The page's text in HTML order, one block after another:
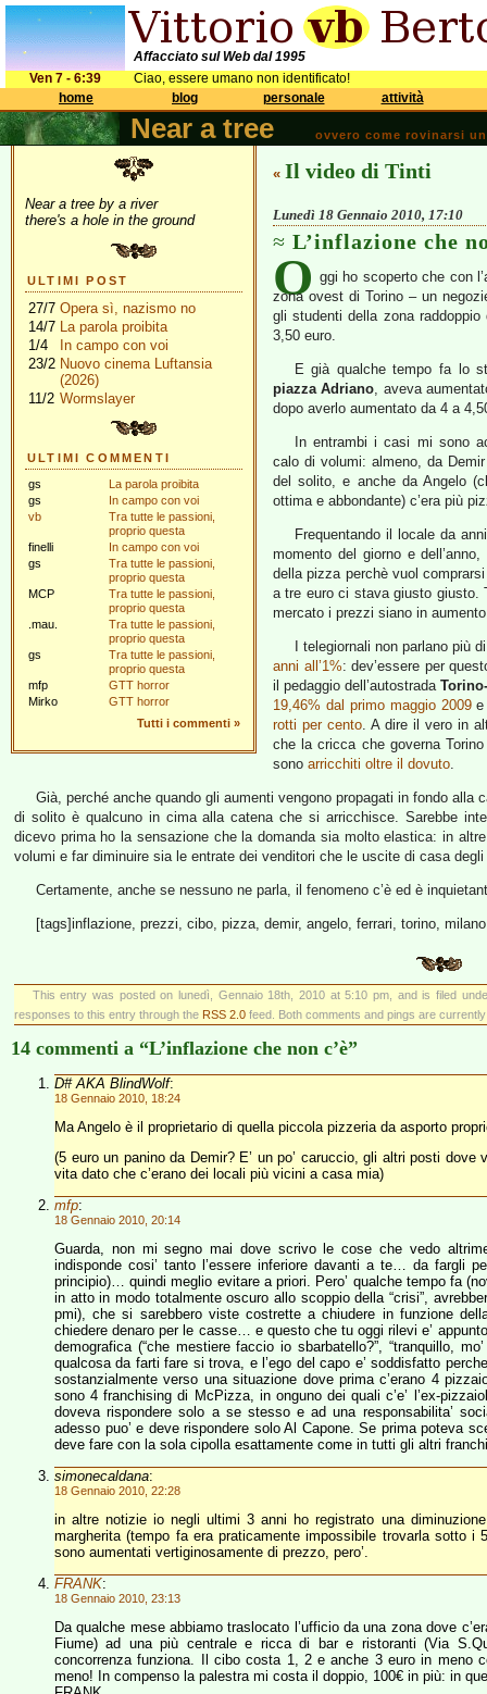
Affacciato sul Web dal 1995
Ven 7 - 6:39
Ciao, essere umano non identificato!
home
blog personale attività
Near a tree ovvero come rovinarsi
Near a tree by a river
there's a hole in the ground
ULTIMI POST
27/7 Opera sì, nazismo no
14/7 La parola proibita
1/4
In campo con voi
23/2 Nuovo cinema Luftansia
(2026)
11/2 Wormslayer
ULTIMI COMMENTI
gs
La parola proibita
gs
In campo con voi
vb
Tra tutte le passioni,
proprio questa
finelli
In campo con voi
gs
Tra tutte le passioni,
proprio questa
MCP
Tra tutte le passioni,
proprio questa
.mau.
Tra tutte le passioni,
proprio questa
gs
Tra tutte le passioni,
proprio questa
mfp
GTT horror
Mirko
GTT horror
Tutti i commenti »
« Il video di Tinti
Lunedì 18 Gennaio 2010, 17:10
L’inflazione che
O ggi ho scoperto che con
zona ovest di Torino – un
gli studenti della zona
3,50 euro.
E già qualche tempo fa lo
piazza Adriano, aveva
dopo averlo aumentato da 4 a
In entrambi i casi mi sono
calo di volumi: almeno, da
del solito, e anche da Angelo
ottima e abbondante) c’era più
Frequentando il locale da
momento del giorno e
della pizza perchè vuol
a tre euro ci stava giusto giusto.
mercato i prezzi siano in
I telegiornali non parlano più
anni all’1%: dev’essere per
il pedaggio dell’autostrada
19,46% dal primo maggio 2009e
rotti per cento. A dire il vero in
che la cricca che governa
sono arricchiti oltre il dovuto.
Già, perché anche quando gli aumenti vengono propagati in fondo
di solito è qualcuno in cima alla catena che si arricchisce. Sarebbe
dicevo prima ho la sensazione che la domanda sia molto elastica: in
volumi e far diminuire sia le entrate dei venditori che le uscite di casa
Certamente, anche se nessuno ne parla, il fenomeno c’è ed è
[tags]inflazione, prezzi, cibo, pizza, demir, angelo, ferrari, torino,
This entry was posted on lunedì, Gennaio 18th, 2010 at 5:10 pm, and is filed
responses to this entry through the RSS 2.0 feed. Both comments and pings are
14 commenti a “L’inflazione che non c’è”
D# AKA BlindWolf:
18 Gennaio 2010, 18:24
Ma Angelo è il proprietario di quella piccola pizzeria da asporto
(5 euro un panino da Demir? E’ un po’ caruccio, gli altri posti
vita dato che c’erano dei locali più vicini a casa mia)
mfp:
18 Gennaio 2010, 20:14
Guarda, non mi segno mai dove scrivo le cose che vedo
indisponde cosi’ tanto l’essere inferiore davanti a te… da fargli
principio)… quindi meglio evitare a priori. Pero’ qualche tempo fa
in atto in modo totalmente oscuro allo scoppio della “crisi”,
pmi), che si sarebbero viste costrette a chiudere in funzione
chiedere denaro per le casse… e questo che tu oggi rilevi e’
demografica (“che mestiere faccio io sbarbatello?”, “tranquillo,
qualcosa da farti fare si trova, e l’ego del capo e’ soddisfatto
sostanzialmente verso una situazione dove prima c’erano 4
sono 4 franchising di McPizza, in onguno dei quali c’e’ l’ex-
doveva rispondere solo a se stesso e ad una responsabilita’
adesso puo’ e deve rispondere solo Al Capone. Se prima poteva
deve fare con la sola cipolla esattamente come in tutti gli altri
simonecaldana:
18 Gennaio 2010, 22:28
in altre notizie io negli ultimi 3 anni ho registrato una
margherita (tempo fa era praticamente impossibile trovarla sotto i
sono aumentati vertiginosamente di prezzo, pero’.
FRANK:
18 Gennaio 2010, 23:13
Da qualche mese abbiamo traslocato l’ufficio da una zona dove
Fiume) ad una più centrale e ricca di bar e ristoranti (Via
concorrenza funziona. Il cibo costa 1, 2 e anche 3 euro in meno
meno! In compenso la palestra mi costa il doppio, 100€ in più: in